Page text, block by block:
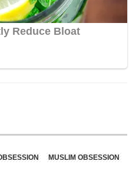
MUSLIM OBSESSION